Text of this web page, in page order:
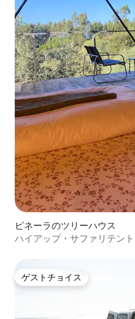
ピネーラのツリーハウス
ハイアップ・サファリテント
ゲストチョイス
ゲストチョイス